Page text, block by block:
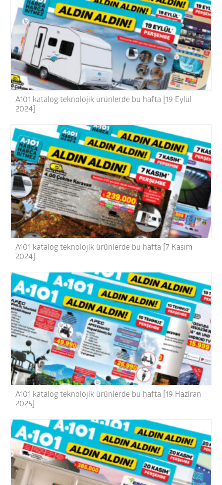
A101 katalog teknolojik ürünlerde bu hafta [19 Eylül
2024]
A101 katalog teknolojik ürünlerde bu hafta [7 Kasım
2024]
A101 katalog teknolojik ürünlerde bu hafta [19 Haziran
2025]